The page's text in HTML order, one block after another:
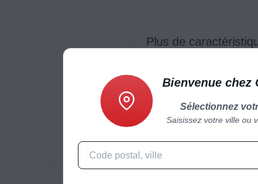
Caractéristiques Produits
Bienvenue chez
Sélectionnez
Saisissez votre ville ou